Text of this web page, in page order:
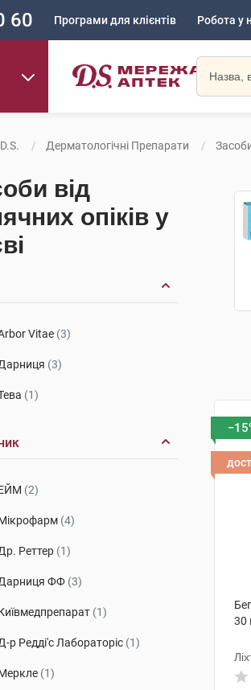
60 Програми для клієнтів Робота у
Дерматологічні Препарати
від
опіків у
Vitae (3)
(3)
(1)
(2)
(4)
Реттер (1)
ФФ (3)
(1)
р Редді'с Лабораторіс (1)
(1)
30